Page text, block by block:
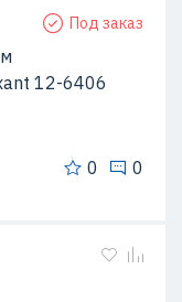
Под заказ
12-6406
0 0